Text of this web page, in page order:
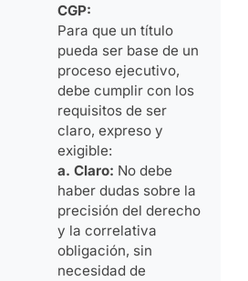
CGP:
Para que un título
pueda ser base de un
proceso ejecutivo,
debe cumplir con los
requisitos de ser
claro, expreso y
exigible:
a. Claro: No debe
haber dudas sobre la
precisión del derecho
y la correlativa
obligación, sin
necesidad de